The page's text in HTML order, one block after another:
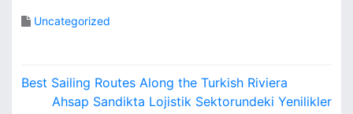
Uncategorized
Y
Best Sailing Routes Along the Turkish Riviera
Ahsap Sandikta Lojistik Sektorundeki Yenilikler